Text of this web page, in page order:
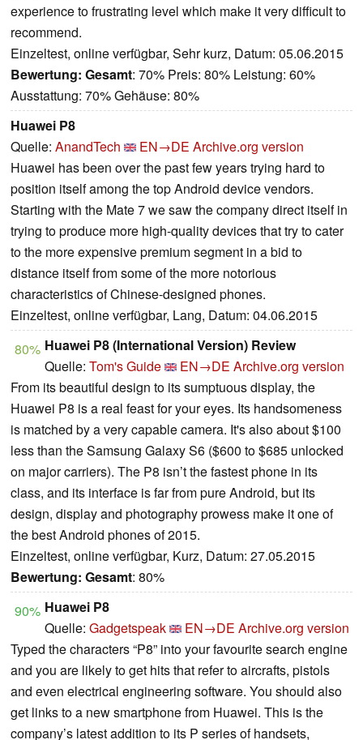
experience to frustrating level which make it very difficult to
recommend.
Einzeltest, online verfügbar, Sehr kurz, Datum: 05.06.2015
Bewertung: Gesamt: 70% Preis: 80% Leistung: 60%
Ausstattung: 70% Gehäuse: 80%
Huawei P8
Quelle: AnandTech EN→DE Archive.org version
Huawei has been over the past few years trying hard to
position itself among the top Android device vendors.
Starting with the Mate 7 we saw the company direct itself in
trying to produce more high-quality devices that try to cater
to the more expensive premium segment in a bid to
distance itself from some of the more notorious
characteristics of Chinese-designed phones.
Einzeltest, online verfügbar, Lang, Datum: 04.06.2015
80% Huawei P8 (International Version) Review
Quelle: Tom's Guide EN→DE Archive.org version
From its beautiful design to its sumptuous display, the
Huawei P8 is a real feast for your eyes. Its handsomeness
is matched by a very capable camera. It's also about $100
less than the Samsung Galaxy S6 ($600 to $685 unlocked
on major carriers). The P8 isn’t the fastest phone in its
class, and its interface is far from pure Android, but its
design, display and photography prowess make it one of
the best Android phones of 2015.
Einzeltest, online verfügbar, Kurz, Datum: 27.05.2015
Bewertung: Gesamt: 80%
90% Huawei P8
Quelle: Gadgetspeak EN→DE Archive.org version
Typed the characters “P8” into your favourite search engine
and you are likely to get hits that refer to aircrafts, pistols
and even electrical engineering software. You should also
get links to a new smartphone from Huawei. This is the
company’s latest addition to its P series of handsets,